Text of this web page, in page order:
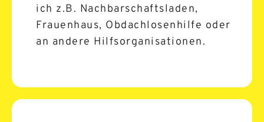
ich z.B. Nachbarschaftsladen,
Frauenhaus, Obdachlosenhilfe oder
an andere Hilfsorganisationen.